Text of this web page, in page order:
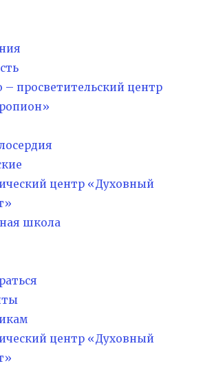
– просветительский центр
центр «Духовный
школа
центр «Духовный